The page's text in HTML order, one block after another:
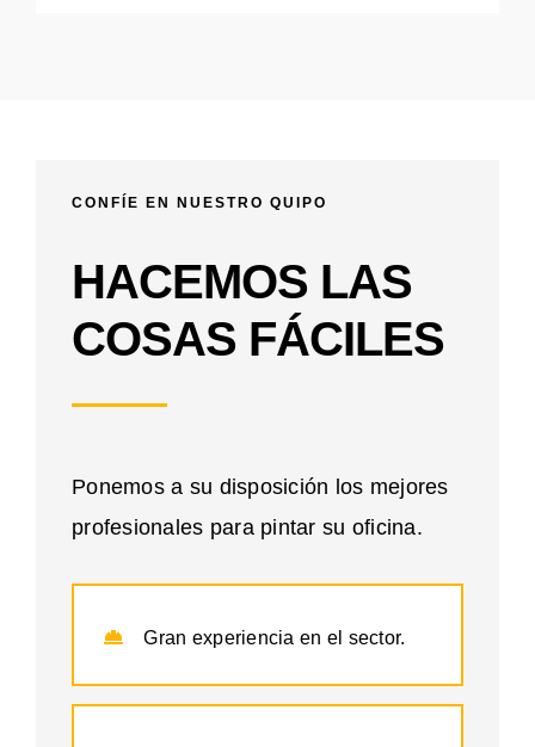
CONFÍE EN NUESTRO QUIPO
HACEMOS LAS
COSAS FÁCILES
Ponemos a su disposición los mejores
profesionales para pintar su oficina.
Gran experiencia en el sector.